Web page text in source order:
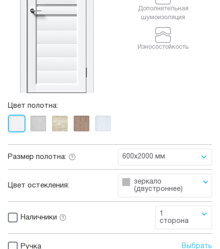
Цвет полотна:
Размер полотна: 600x2000 мм
Цвет остекления:
зеркало
(двустроннее)
Наличники
1
сторона
Ручка Выбрать
Дополнительная
шумоизоляция
Износостойкость